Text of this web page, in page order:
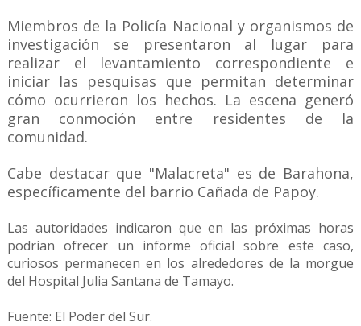
Miembros de la Policía Nacional y organismos de
investigación se presentaron al lugar para
realizar el levantamiento correspondiente e
iniciar las pesquisas que permitan determinar
cómo ocurrieron los hechos. La escena generó
gran conmoción entre residentes de la
comunidad.
Cabe destacar que "Malacreta" es de Barahona,
específicamente del barrio Cañada de Papoy.
Las autoridades indicaron que en las próximas horas
podrían ofrecer un informe oficial sobre este caso,
curiosos permanecen en los alrededores de la morgue
del Hospital Julia Santana de Tamayo.
Fuente: El Poder del Sur.